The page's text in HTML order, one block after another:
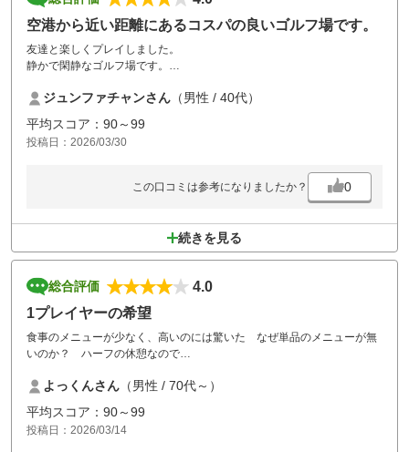
空港から近い距離にあるコスパの良いゴルフ場です。
友達と楽しくプレイしました。
静かで閑静なゴルフ場です。
ジュンファチャンさん （男性 / 40代）
平均スコア：90～99
投稿日：2026/03/30
この口コミは参考になりましたか？ 0
続きを見る
総合評価
4.0
1プレイヤーの希望
食事のメニューが少なく、高いのには驚いた なぜ単品のメニューが無
いのか？ ハーフの休憩なので
よっくんさん （男性 / 70代～）
平均スコア：90～99
投稿日：2026/03/14